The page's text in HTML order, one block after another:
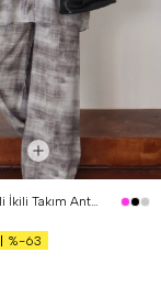
Awen Desenli İkili Takım Antrasit
%-63